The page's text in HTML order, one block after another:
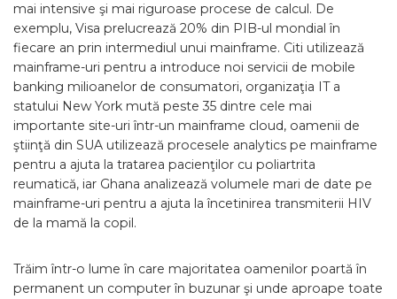
mai intensive şi mai riguroase procese de calcul. De
exemplu, Visa prelucrează 20% din PIB-ul mondial în
fiecare an prin intermediul unui mainframe. Citi utilizează
mainframe-uri pentru a introduce noi servicii de mobile
banking milioanelor de consumatori, organizaţia IT a
statului New York mută peste 35 dintre cele mai
importante site-uri într-un mainframe cloud, oamenii de
ştiinţă din SUA utilizează procesele analytics pe mainframe
pentru a ajuta la tratarea pacienţilor cu poliartrita
reumatică, iar Ghana analizează volumele mari de date pe
mainframe-uri pentru a ajuta la încetinirea transmiterii HIV
de la mamă la copil.
Trăim într-o lume în care majoritatea oamenilor poartă în
permanent un computer în buzunar şi unde aproape toate